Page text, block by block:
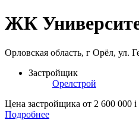
ЖК
Орловская область, г Орёл, ул.
Застройщик
Орелстрой
Цена застройщика от 2 600 000 i
Подробнее